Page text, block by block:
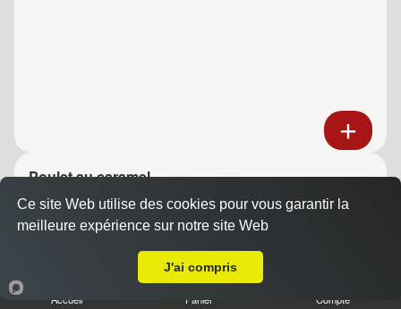
Poulet au caramel
13.40 €
Accueil Panier Compte
Ce site Web utilise des cookies pour vous garantir la
meilleure expérience sur notre site Web
J'ai compris